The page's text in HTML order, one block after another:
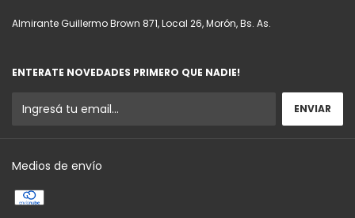
Almirante Guillermo Brown 871, Local 26, Morón, Bs. As.
ENTERATE NOVEDADES PRIMERO QUE NADIE!
Medios de envío